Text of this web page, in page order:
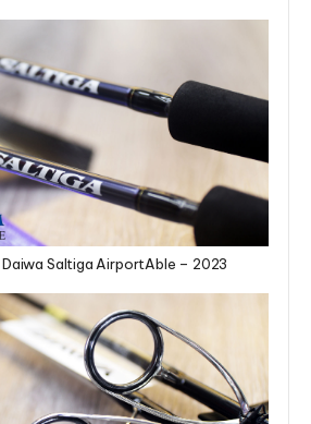
Daiwa Saltiga AirportAble – 2023